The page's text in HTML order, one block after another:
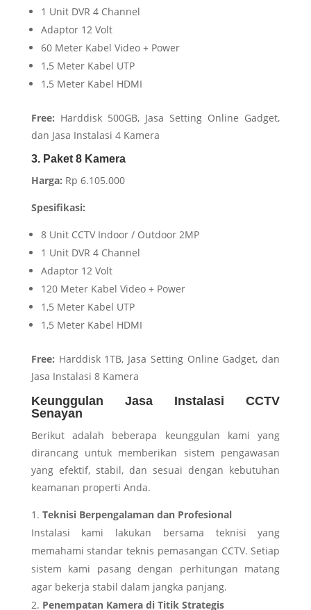
1 Unit DVR 4 Channel
Adaptor 12 Volt
60 Meter Kabel Video + Power
1,5 Meter Kabel UTP
1,5 Meter Kabel HDMI
Free: Harddisk 500GB, Jasa Setting Online Gadget,
dan Jasa Instalasi 4 Kamera
3. Paket 8 Kamera
Harga: Rp 6.105.000
Spesifikasi:
8 Unit CCTV Indoor / Outdoor 2MP
1 Unit DVR 4 Channel
Adaptor 12 Volt
120 Meter Kabel Video + Power
1,5 Meter Kabel UTP
1,5 Meter Kabel HDMI
Free: Harddisk 1TB, Jasa Setting Online Gadget, dan
Jasa Instalasi 8 Kamera
Keunggulan Jasa Instalasi CCTV
Senayan
Berikut adalah beberapa keunggulan kami yang
dirancang untuk memberikan sistem pengawasan
yang efektif, stabil, dan sesuai dengan kebutuhan
keamanan properti Anda.
Teknisi Berpengalaman dan Profesional
Instalasi kami lakukan bersama teknisi yang
memahami standar teknis pemasangan CCTV. Setiap
sistem kami pasang dengan perhitungan matang
agar bekerja stabil dalam jangka panjang.
Penempatan Kamera di Titik Strategis